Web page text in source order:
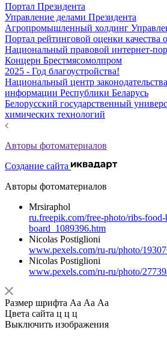
Портал Президента
Управление делами Президента
Агропромышленный холдинг
Портал рейтинговой оценки качества
Национальный правовой интернет-
Концерн Брестмясомолпром
2025 - Год благоустройства!
Национальный центр
информации Республики Беларусь
Белорусский государственный
химических технологий
Авторы фотоматериалов
Создание сайта
Авторы фотоматериалов
Mrsiraphol
ru.freepik.com/free-photo/ribs-
board_1089396.htm
Nicolas Postiglioni
www.pexels.com/ru-ru/photo/
Nicolas Postiglioni
www.pexels.com/ru-ru/photo/
Размер шрифта Аа Аа Аа
Цвета сайта ц ц ц
Выключить изображения